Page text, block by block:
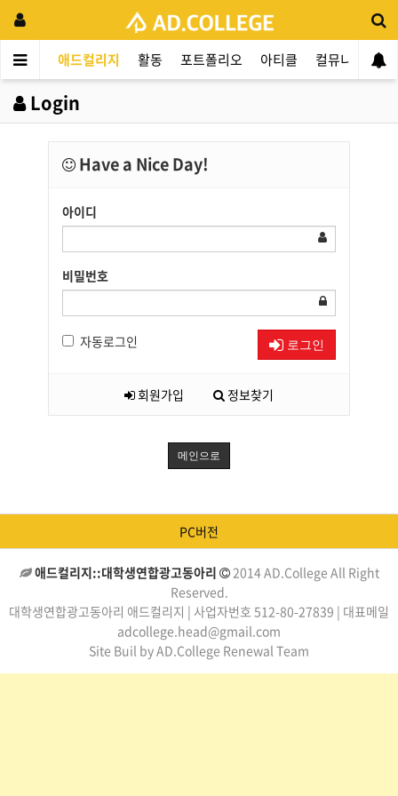
애드컬리지 활동 포트폴리오 아티클 컬뮤니티
Login
Have a Nice Day!
아이디
비밀번호
자동로그인 로그인
회원가입 정보찾기
메인으로
PC버전
애드컬리지::대학생연합광고동아리
2014 AD.College All Right
Reserved.
대학생연합광고동아리 애드컬리지 | 사업자번호 512-80-27839 | 대표메일
adcollege.head@gmail.com
Site Buil by AD.College Renewal Team